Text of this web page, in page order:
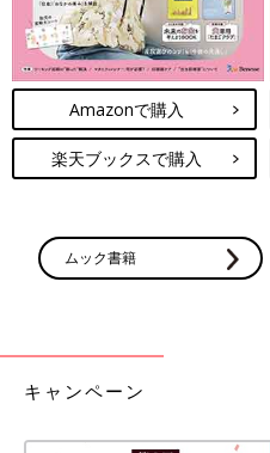
Amazonで購入
楽天ブックスで購入
ムック書籍
キャンペーン